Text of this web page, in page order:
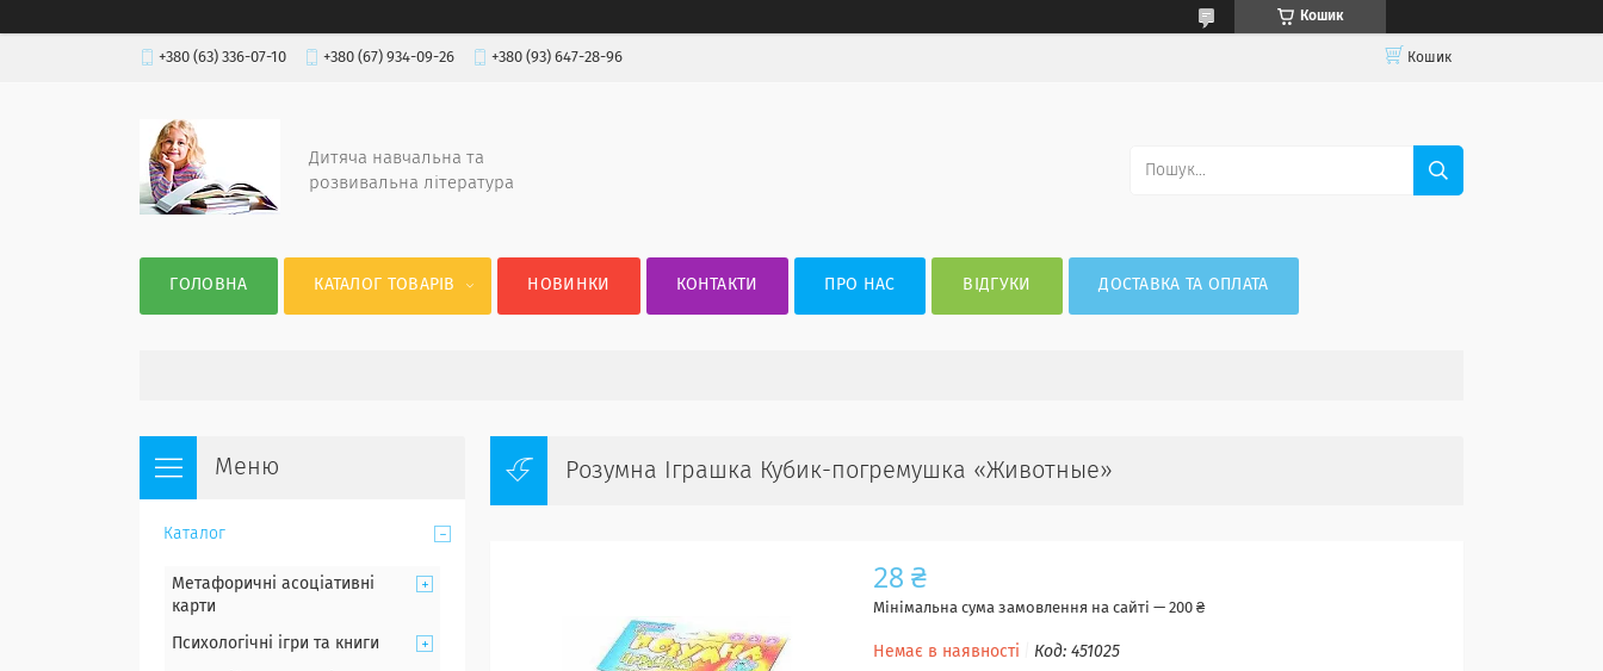
Кошик
+380 (63) 336-07-10 +380 (67) 934-09-26 +380 (93) 647-28-96 Кошик
Дитяча навчальна та
розвивальна література
ГОЛОВНА КАТАЛОГ ТОВАРІВ НОВИНКИ КОНТАКТИ ПРО НАС ВІДГУКИ ДОСТАВКА ТА ОПЛАТА
Розумна Іграшка Кубик-погремушка «Животные»
28 ₴
Мінімальна сума замовлення на сайті — 200 ₴
Немає в наявності Код: 451025
Каталог
Метафоричні асоціативні
карти
Психологічні ігри та книги